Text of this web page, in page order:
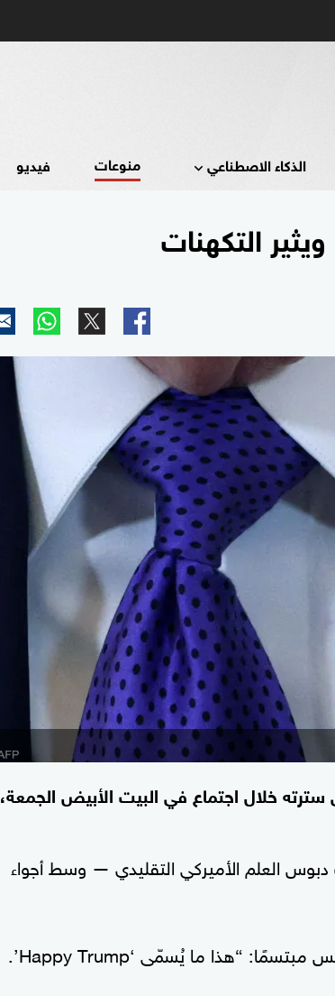
الذكاء الاصطناعي منوعات فيديو
التكهنات
سترته خلال اجتماع في البيت الأبيض الجمعة،
العلم الأميركي التقليدي — وسط أجواء
وعندما سأله صحفيون عن معنى الإكسسوار، قال الرئيس مبتسمًا: “هذا ما يُسمّى ‘Happy Trump’.